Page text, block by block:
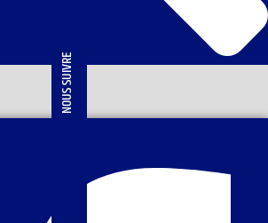
NOUS SUIVRE